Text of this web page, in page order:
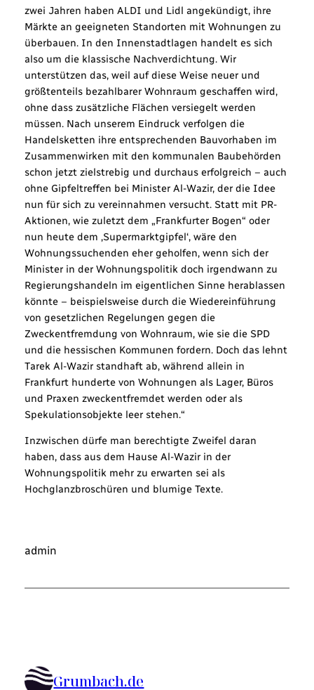
zwei Jahren haben ALDI und Lidl angekündigt, ihre
Märkte an geeigneten Standorten mit Wohnungen zu
überbauen. In den Innenstadtlagen handelt es sich
also um die klassische Nachverdichtung. Wir
unterstützen das, weil auf diese Weise neuer und
größtenteils bezahlbarer Wohnraum geschaffen wird,
ohne dass zusätzliche Flächen versiegelt werden
müssen. Nach unserem Eindruck verfolgen die
Handelsketten ihre entsprechenden Bauvorhaben im
Zusammenwirken mit den kommunalen Baubehörden
schon jetzt zielstrebig und durchaus erfolgreich – auch
ohne Gipfeltreffen bei Minister Al-Wazir, der die Idee
nun für sich zu vereinnahmen versucht. Statt mit PR-
Aktionen, wie zuletzt dem „Frankfurter Bogen“ oder
nun heute dem ‚Supermarktgipfel‘, wäre den
Wohnungssuchenden eher geholfen, wenn sich der
Minister in der Wohnungspolitik doch irgendwann zu
Regierungshandeln im eigentlichen Sinne herablassen
könnte – beispielsweise durch die Wiedereinführung
von gesetzlichen Regelungen gegen die
Zweckentfremdung von Wohnraum, wie sie die SPD
und die hessischen Kommunen fordern. Doch das lehnt
Tarek Al-Wazir standhaft ab, während allein in
Frankfurt hunderte von Wohnungen als Lager, Büros
und Praxen zweckentfremdet werden oder als
Spekulationsobjekte leer stehen.“
Inzwischen dürfe man berechtigte Zweifel daran
haben, dass aus dem Hause Al-Wazir in der
Wohnungspolitik mehr zu erwarten sei als
Hochglanzbroschüren und blumige Texte.
admin
Grumbach.de